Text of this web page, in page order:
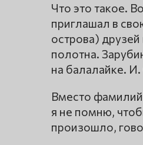
Что это такое.
приглашал в
острова)
полотна.
на балалайке. И.
Вместо
я не помню,
произошло,